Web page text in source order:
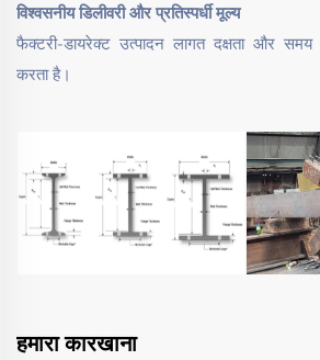
विश्वसनीय डिलीवरी और प्रतिस्पर्धी मूल्य
फैक्टरी-डायरेक्ट उत्पादन लागत दक्षता और समय
करता है।
हमारा कारखाना